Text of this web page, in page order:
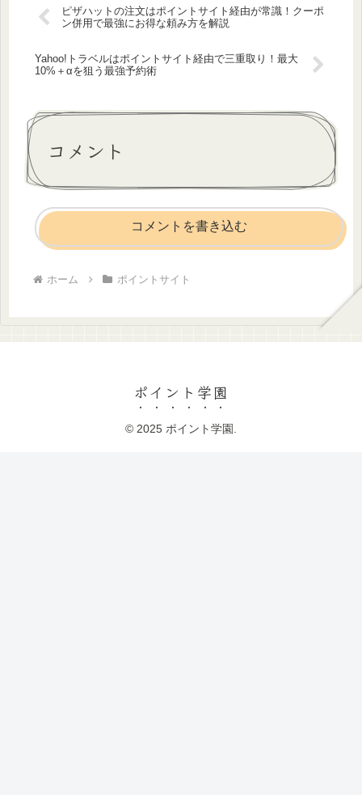
ピザハットの注文はポイントサイト経由が常識！クーポ
ン併用で最強にお得な頼み方を解説
Yahoo!トラベルはポイントサイト経由で三重取り！最大
10%＋αを狙う最強予約術
コメント
コメントを書き込む
ホーム ポイントサイト
ポイント学園
© 2025 ポイント学園.